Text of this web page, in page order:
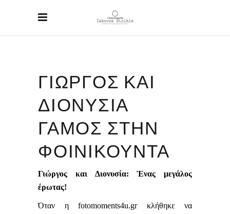
ΓΙΩΡΓΟΣ ΚΑΙ
ΔΙΟΝΥΣΙΑ
ΓΑΜΟΣ ΣΤΗΝ
ΦΟΙΝΙΚΟΥΝΤΑ
Γιώργος και Διονυσία: Ένας μεγάλος
έρωτας!
Όταν η fotomoments4u.grκλήθηκε να